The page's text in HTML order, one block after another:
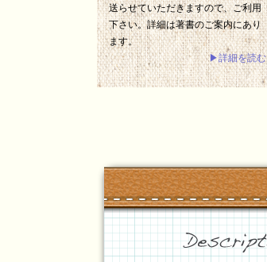
送らせていただきますので、ご利用
下さい。詳細は著書のご案内にあり
ます。
▶詳細を読む